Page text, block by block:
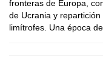
fronteras de Europa,
de Ucrania y
limítrofes. Una época